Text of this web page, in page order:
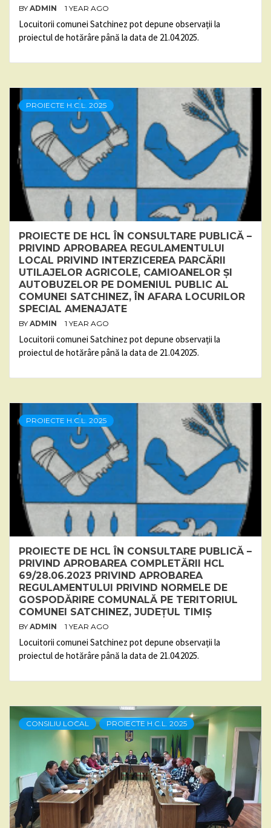
BY ADMIN 1 YEAR AGO
Locuitorii comunei Satchinez pot depune observații la
proiectul de hotărâre până la data de 21.04.2025.
PROIECTE H.C.L. 2025
PROIECTE DE HCL ÎN CONSULTARE PUBLICĂ –
PRIVIND APROBAREA REGULAMENTULUI
LOCAL PRIVIND INTERZICEREA PARCĂRII
UTILAJELOR AGRICOLE, CAMIOANELOR ȘI
AUTOBUZELOR PE DOMENIUL PUBLIC AL
COMUNEI SATCHINEZ, ÎN AFARA LOCURILOR
SPECIAL AMENAJATE
BY ADMIN 1 YEAR AGO
Locuitorii comunei Satchinez pot depune observații la
proiectul de hotărâre până la data de 21.04.2025.
PROIECTE H.C.L. 2025
PROIECTE DE HCL ÎN CONSULTARE PUBLICĂ –
PRIVIND APROBAREA COMPLETĂRII HCL
69/28.06.2023 PRIVIND APROBAREA
REGULAMENTULUI PRIVIND NORMELE DE
GOSPODĂRIRE COMUNALĂ PE TERITORIUL
COMUNEI SATCHINEZ, JUDEȚUL TIMIȘ
BY ADMIN 1 YEAR AGO
Locuitorii comunei Satchinez pot depune observații la
proiectul de hotărâre până la data de 21.04.2025.
CONSILIU LOCAL PROIECTE H.C.L. 2025